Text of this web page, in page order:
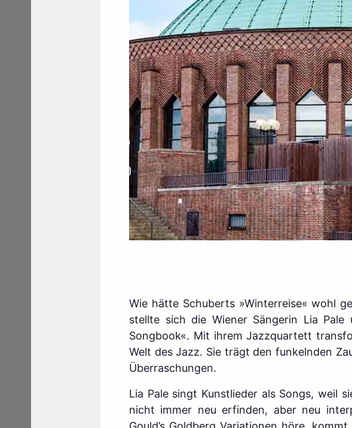
Wie hätte Schuberts »Winterreise« wohl
stellte sich die Wiener Sängerin Lia
Songbook«. Mit ihrem Jazzquartett
Welt des Jazz. Sie trägt den funkelnden
Überraschungen.
Lia Pale singt Kunstlieder als Songs, weil
nicht immer neu erfinden, aber neu